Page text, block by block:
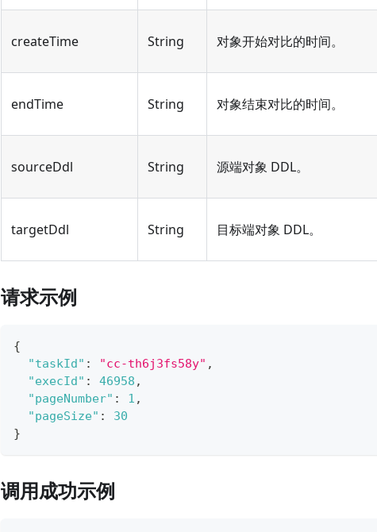
createTime String 对象开始对比的时间。
endTime String 对象结束对比的时间。
sourceDdl String 源端对象 DDL。
targetDdl String 目标端对象 DDL。
请求示例
{
"taskId" : "cc-th6j3fs58y" ,
"execId" : 46958 ,
"pageNumber" : 1 ,
"pageSize" :
30
}
调用成功示例